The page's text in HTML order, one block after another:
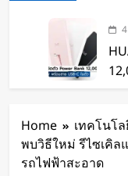
จา
Home
เทคโนโ
พบวิธีใหม่ รีไซเคิล
รถไฟฟ้าสะอาด